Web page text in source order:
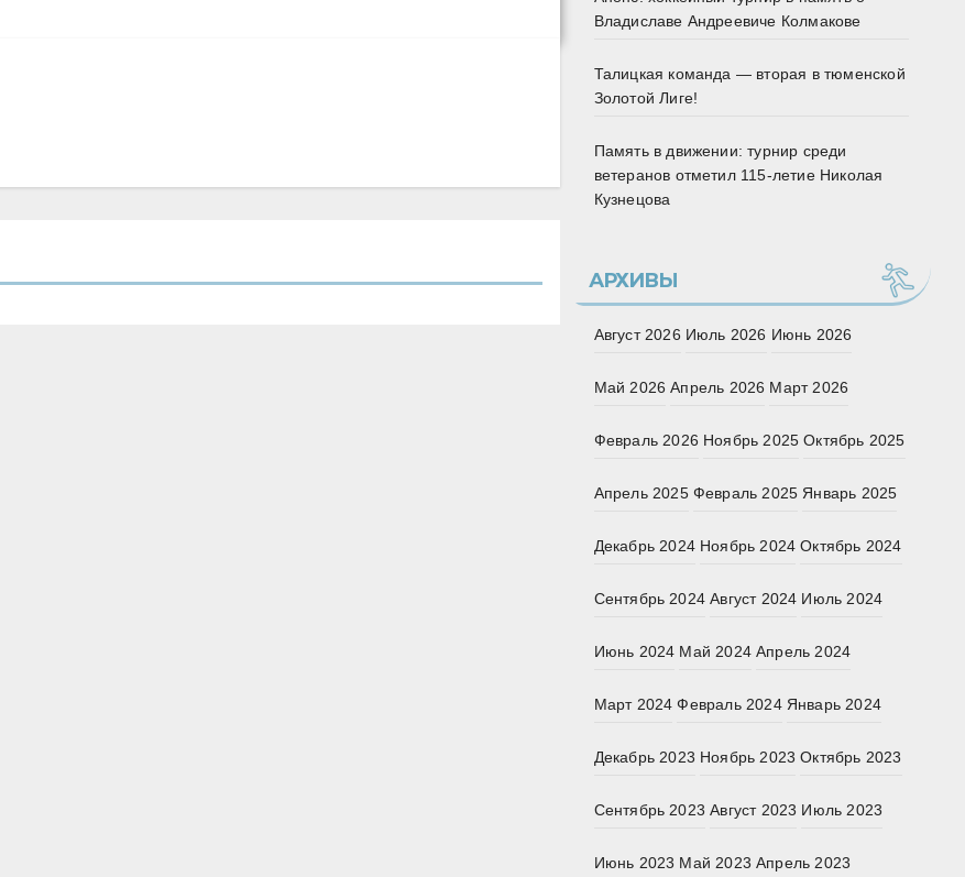
Владиславе Андреевиче Колмакове
Талицкая команда — вторая в тюменской
Золотой Лиге!
Память в движении: турнир среди
ветеранов отметил 115‑летие Николая
Кузнецова
АРХИВЫ
Август 2026 Июль 2026 Июнь 2026
Май 2026 Апрель 2026 Март 2026
Февраль 2026 Ноябрь 2025 Октябрь 2025
Апрель 2025 Февраль 2025 Январь 2025
Декабрь 2024 Ноябрь 2024 Октябрь 2024
Сентябрь 2024 Август 2024 Июль 2024
Июнь 2024 Май 2024 Апрель 2024
Март 2024 Февраль 2024 Январь 2024
Декабрь 2023 Ноябрь 2023 Октябрь 2023
Сентябрь 2023 Август 2023 Июль 2023
Июнь 2023 Май 2023 Апрель 2023